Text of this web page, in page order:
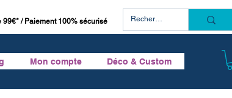
99€* / Paiement 100% sécurisé
Mon compte Déco & Custom